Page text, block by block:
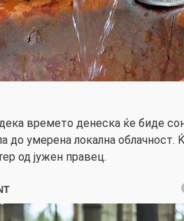
времето денеска ќе биде
до умерена локална облачност.
од јужен правец.